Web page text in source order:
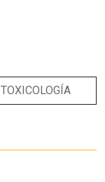
TOXICOLOGÍA